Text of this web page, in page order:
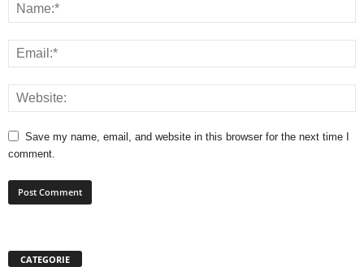
Save my name, email, and website in this browser for the next time I
comment.
CATEGORIE